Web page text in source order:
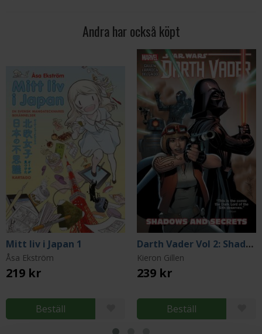
Andra har också köpt
Mitt liv i Japan 1
Åsa Ekström
219 kr
Beställ
Darth Vader Vol 2: Shadows and Secrets
Kieron Gillen
239 kr
Beställ